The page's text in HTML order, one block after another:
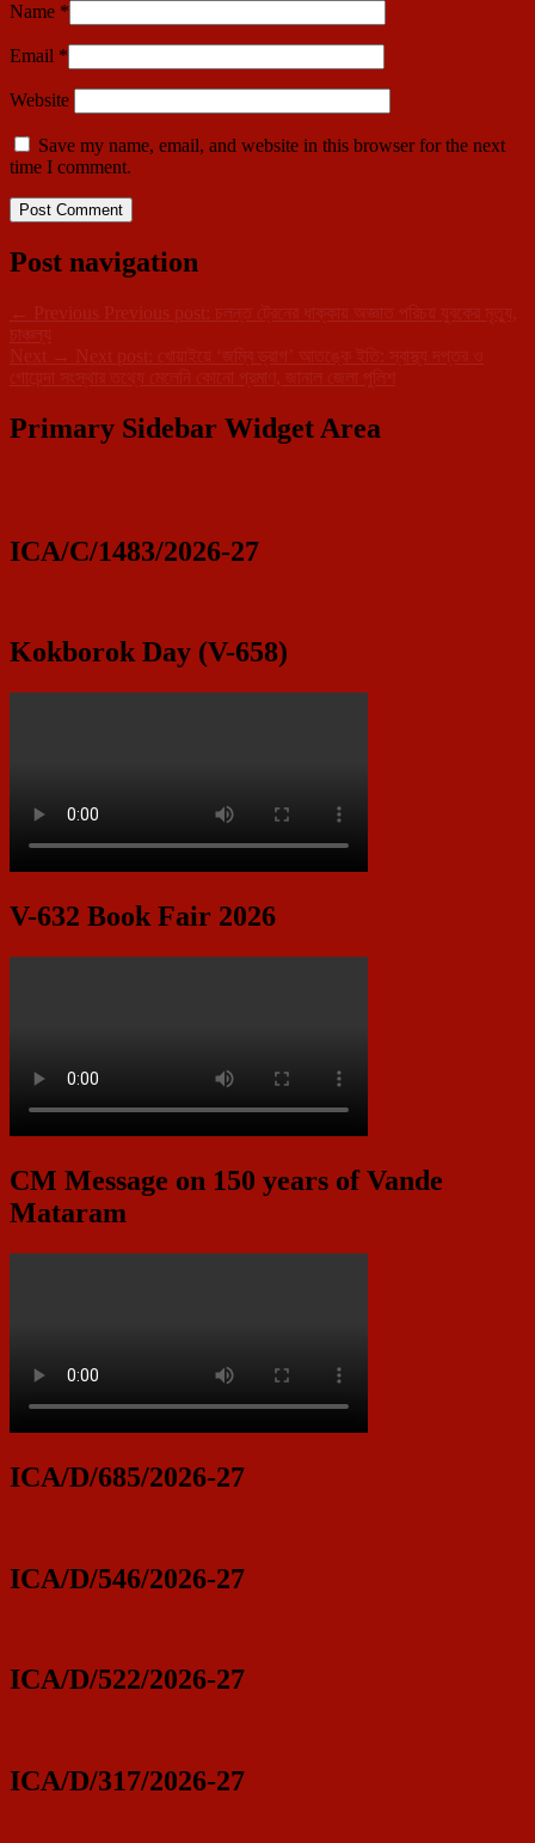
Name *
Email *
Website
Save my name, email, and website in this browser for the next
time I comment.
Post navigation
← Previous Previous post:
চলন্ত ট্রেনের ধাক্কায় অজ্ঞাত পরিচয় যুবকের মৃত্যু,
চাঞ্চল্য
Next → Next post:
খোয়াইয়ে ‘জম্বি ড্রাগ’ আতঙ্কে ইতি: স্বাস্থ্য দপ্তর ও
গোয়েন্দা সংস্থার তথ্যে মেলেনি কোনো প্রমাণ, জানাল জেলা পুলিশ
Primary Sidebar Widget Area
ICA/C/1483/2026-27
Kokborok Day (V-658)
V-632 Book Fair 2026
CM Message on 150 years of Vande
Mataram
ICA/D/685/2026-27
ICA/D/546/2026-27
ICA/D/522/2026-27
ICA/D/317/2026-27